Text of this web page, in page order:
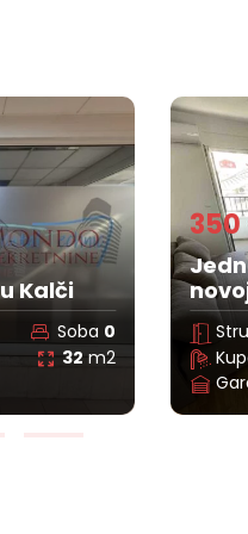
stan u
čair, Niš
Soba 0
38 m2
180